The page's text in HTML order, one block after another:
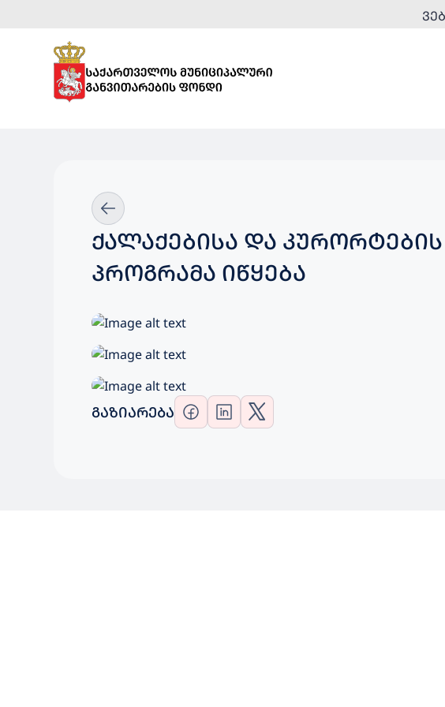
ᲥᲐᲚᲐᲥᲔᲑᲘᲡᲐ ᲓᲐ
ᲞᲠᲝᲒᲠᲐᲛᲐ ᲘᲬᲧᲔᲑᲐ
ᲒᲐᲖᲘᲐᲠᲔᲑᲐ